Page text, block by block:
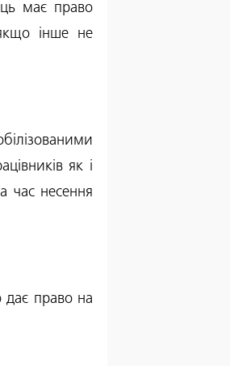
має право
інше не
як і
час несення
дає право на